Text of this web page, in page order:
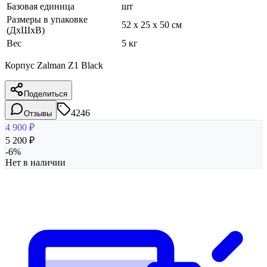
Базовая единица
шт
Размеры в упаковке
(ДхШхВ)
52 x 25 x 50 см
Вес
5 кг
Корпус Zalman Z1 Black
Поделиться
Отзывы
4246
4 900 ₽
5 200 ₽
-6%
Нет в наличии